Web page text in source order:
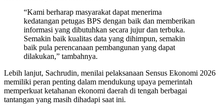
“Kami berharap masyarakat dapat menerima
kedatangan petugas BPS dengan baik dan memberikan
informasi yang dibutuhkan secara jujur dan terbuka.
Semakin baik kualitas data yang dihimpun, semakin
baik pula perencanaan pembangunan yang dapat
dilakukan,” tambahnya.
Lebih lanjut, Sachrudin, menilai pelaksanaan Sensus Ekonomi 2026
memiliki peran penting dalam mendukung upaya pemerintah
memperkuat ketahanan ekonomi daerah di tengah berbagai
tantangan yang masih dihadapi saat ini.